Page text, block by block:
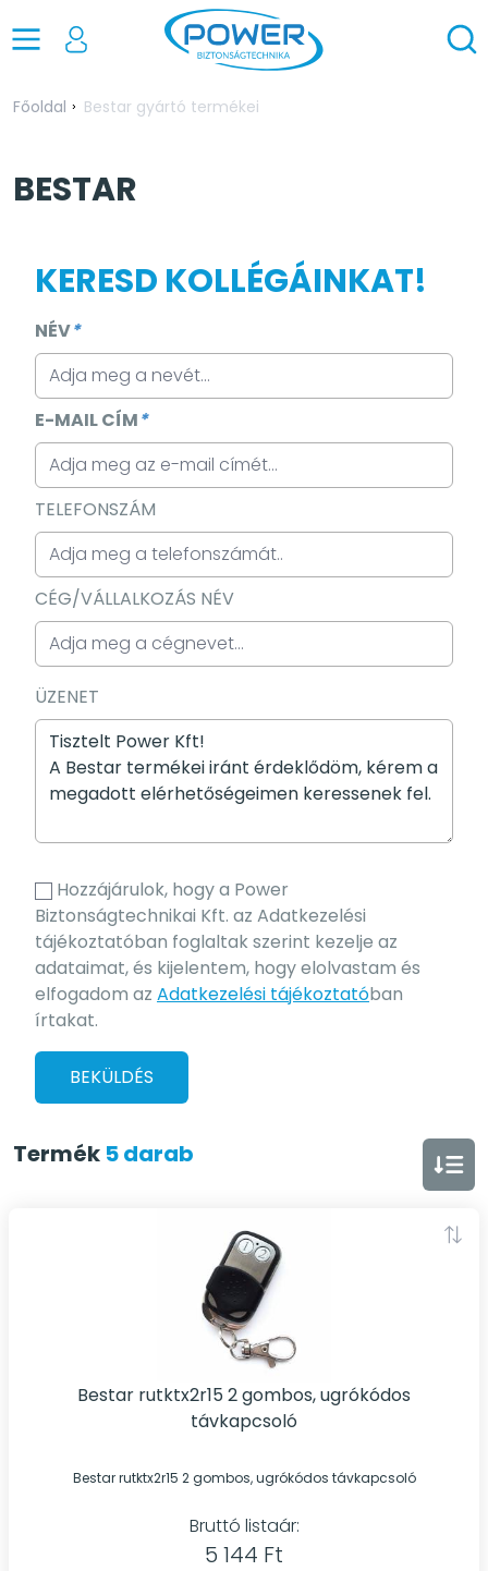
Főoldal Bestar gyártó termékei
BESTAR
KERESD KOLLÉGÁINKAT!
NÉV*
E-MAIL CÍM*
TELEFONSZÁM
CÉG/VÁLLALKOZÁS NÉV
ÜZENET
Hozzájárulok, hogy a Power
Biztonságtechnikai Kft. az Adatkezelési
tájékoztatóban foglaltak szerint kezelje az
adataimat, és kijelentem, hogy elolvastam és
elfogadom az Adatkezelési tájékoztatóban
írtakat.
BEKÜLDÉS
Termék 5 darab
Bestar rutktx2r15 2 gombos, ugrókódos
távkapcsoló
Bestar rutktx2r15 2 gombos, ugrókódos távkapcsoló
Bruttó listaár:
5 144 Ft